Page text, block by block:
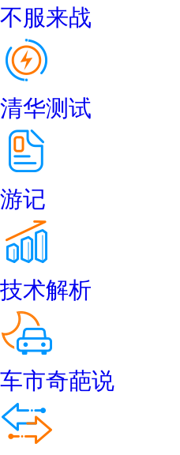
不服来战
清华测试
游记
技术解析
车市奇葩说